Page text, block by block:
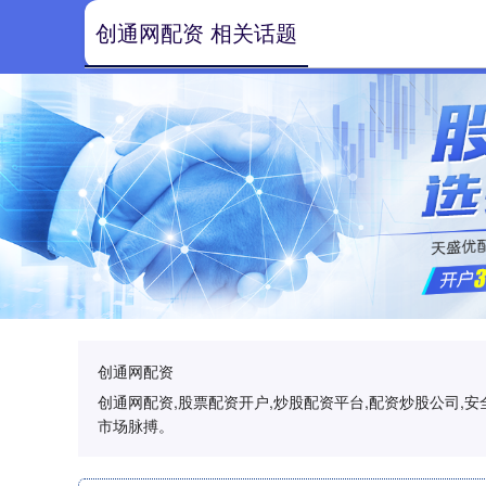
创通网配资
创通网配资,股票配资开户,炒股配资平台,配资炒股公司,
市场脉搏。
创通网配资 相关话题